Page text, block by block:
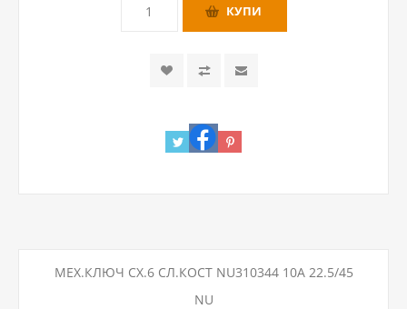
МЕХ.КЛЮЧ СХ.6 СЛ.КОСТ NU310344 10A 22.5/45
NU